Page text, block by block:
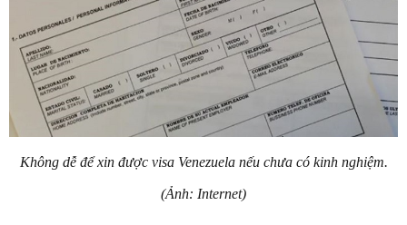
Không dễ để xin được visa Venezuela nếu chưa có kinh nghiệm.
(Ảnh: Internet)